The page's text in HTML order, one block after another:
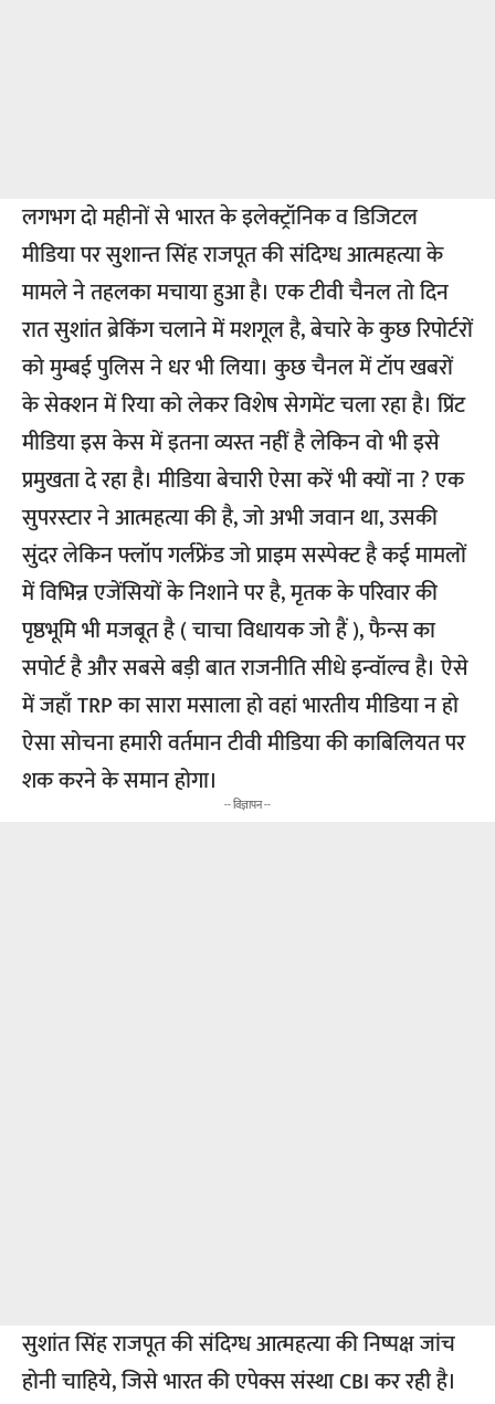
लगभग दो महीनों से भारत के इलेक्ट्रॉनिक व डिजिटल
मीडिया पर सुशान्त सिंह राजपूत की संदिग्ध आत्महत्या के
मामले ने तहलका मचाया हुआ है। एक टीवी चैनल तो दिन
रात सुशांत ब्रेकिंग चलाने में मशगूल है, बेचारे के कुछ रिपोर्टरों
को मुम्बई पुलिस ने धर भी लिया। कुछ चैनल में टॉप खबरों
के सेक्शन में रिया को लेकर विशेष सेगमेंट चला रहा है। प्रिंट
मीडिया इस केस में इतना व्यस्त नहीं है लेकिन वो भी इसे
प्रमुखता दे रहा है। मीडिया बेचारी ऐसा करें भी क्यों ना ? एक
सुपरस्टार ने आत्महत्या की है, जो अभी जवान था, उसकी
सुंदर लेकिन फ्लॉप गर्लफ्रेंड जो प्राइम सस्पेक्ट है कई मामलों
में विभिन्न एजेंसियों के निशाने पर है, मृतक के परिवार की
पृष्ठभूमि भी मजबूत है ( चाचा विधायक जो हैं ), फैन्स का
सपोर्ट है और सबसे बड़ी बात राजनीति सीधे इन्वॉल्व है। ऐसे
में जहाँ TRP का सारा मसाला हो वहां भारतीय मीडिया न हो
ऐसा सोचना हमारी वर्तमान टीवी मीडिया की काबिलियत पर
शक करने के समान होगा।
-- विज्ञापन --
सुशांत सिंह राजपूत की संदिग्ध आत्महत्या की निष्पक्ष जांच
होनी चाहिये, जिसे भारत की एपेक्स संस्था CBI कर रही है।